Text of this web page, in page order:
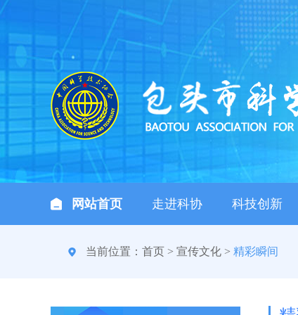
网站首页 走进科协 科技创新
当前位置： 首页 > 宣传文化 > 精彩瞬间